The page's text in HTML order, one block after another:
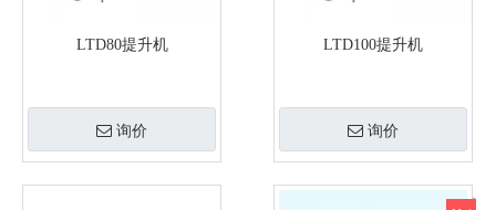
LTD80提升机
询价
LTD100提升机
询价